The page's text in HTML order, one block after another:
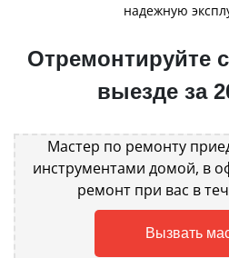
надежную
Отремонтируйте
выезде за
Мастер по ремонту
инструментами домой, в
ремонт при вас в
Вызвать